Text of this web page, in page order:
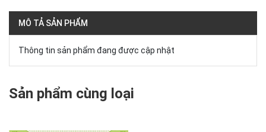
MÔ TẢ SẢN PHẨM
Thông tin sản phẩm đang được cập nhật
Sản phẩm cùng loại